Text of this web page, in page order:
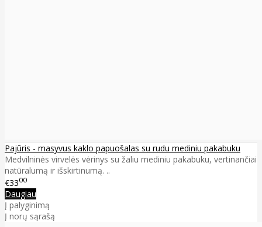
Pajūris - masyvus kaklo papuošalas su rudu mediniu pakabuku
Medvilninės virvelės vėrinys su žaliu mediniu pakabuku, vertinančiai
natūralumą ir išskirtinumą. ..
€3300
Daugiau
Į palyginimą
Į norų sąrašą